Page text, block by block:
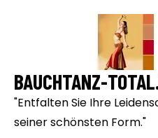
BAUCHTANZ-
"Entfalten Sie Ihre
seiner schönsten Form."